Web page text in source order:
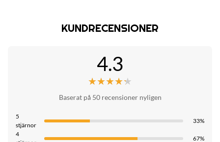
1220*2800mm Bambukol Fiberboard
Bambukol Fiberboard Brandklassning B
KUNDRECENSIONER
4.3
★★★★★
★★★★★
Baserat på 50 recensioner nyligen
5
stjärnor
33%
4
67%